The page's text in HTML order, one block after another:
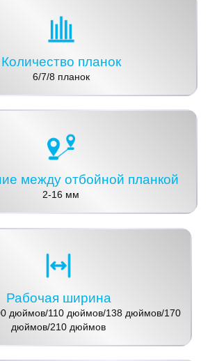
Количество планок
6/7/8 планок
между отбойной планкой
2-16 мм
Рабочая ширина
дюймов/110 дюймов/138 дюймов/170
​​дюймов/210 дюймов